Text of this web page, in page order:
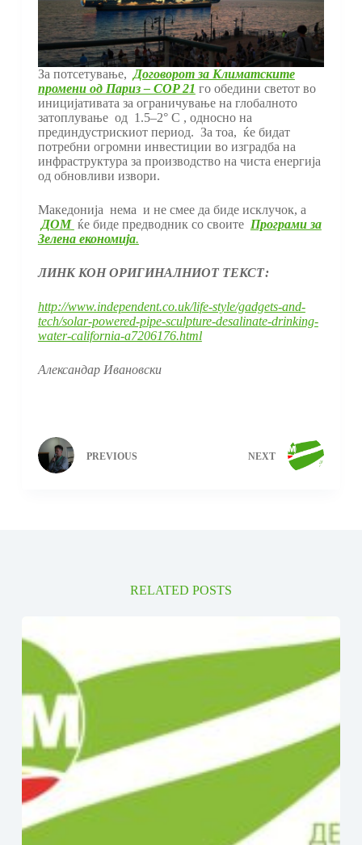
За потсетување, Договорот за Климатските
промени од Париз – COP 21 го обедини светот во
иницијативата за ограничување на глобалното
затоплување од 1.5–2° C , односно на
прединдустрискиот период. За тоа, ќе бидат
потребни огромни инвестиции во изградба на
инфраструктура за производство на чиста енергија
од обновливи извори.
Македонија нема и не смее да биде исклучок, а
ДОМ ќе биде предводник со своите Програми за
Зелена економија.
ЛИНК КОН ОРИГИНАЛНИОТ ТЕКСТ:
http://www.independent.co.uk/life-style/gadgets-and-
tech/solar-powered-pipe-sculpture-desalinate-drinking-
water-california-a7206176.html
Александар Ивановски
PREVIOUS NEXT
RELATED POSTS